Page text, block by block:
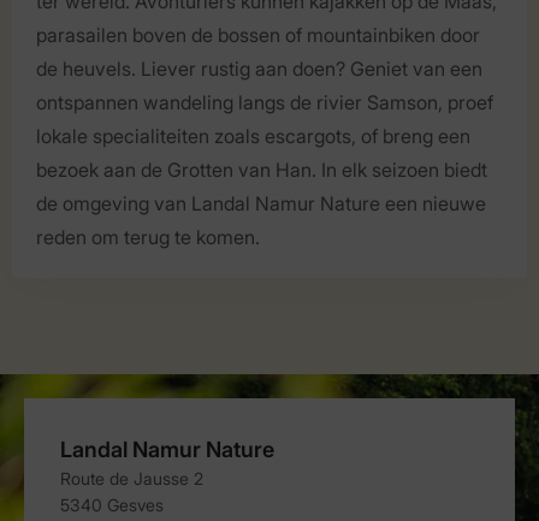
parasailen boven de bossen of mountainbiken door
de heuvels. Liever rustig aan doen? Geniet van een
ontspannen wandeling langs de rivier Samson, proef
lokale specialiteiten zoals escargots, of breng een
bezoek aan de Grotten van Han. In elk seizoen biedt
de omgeving van Landal Namur Nature een nieuwe
reden om terug te komen.